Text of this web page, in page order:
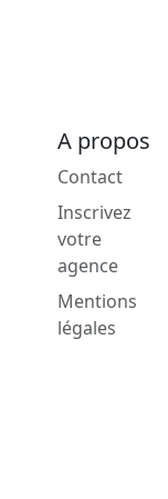
A propos
Contact
Inscrivez
votre
agence
Mentions
légales